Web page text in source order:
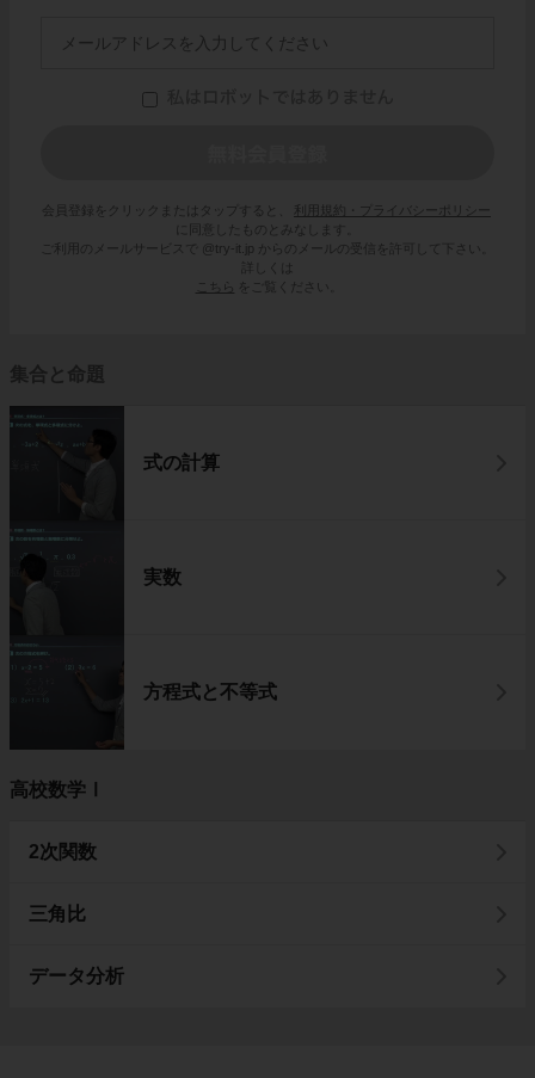
会員登録をクリックまたはタップすると、
利用規約・プライバシーポリシー
に同意したものとみなします。
ご利用のメールサービスで @try-it.jp からのメールの受信を許可して下さい。
詳しくは
こちら
をご覧ください。
集合と命題
式の計算
実数
方程式と不等式
高校数学Ⅰ
2次関数
三角比
データ分析